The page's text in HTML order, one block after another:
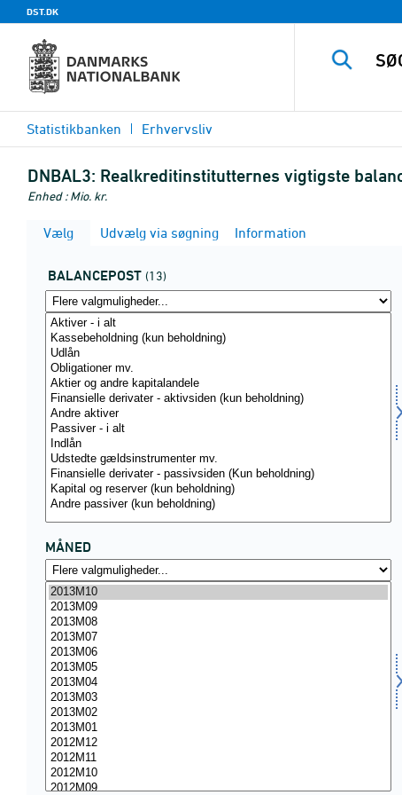
DST.DK
Statistikbanken Erhvervsliv
DNBAL3: Realkreditinstitutternes vigtigste
Enhed : Mio. kr.
Vælg Udvælg via søgning Information
BALANCEPOST (13)
MÅNED